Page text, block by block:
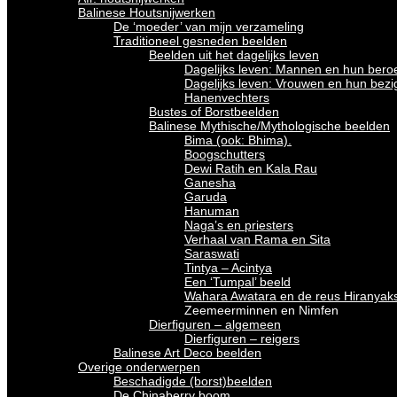
Balinese Houtsnijwerken
De ‘moeder’ van mijn verzameling
Traditioneel gesneden beelden
Beelden uit het dagelijks leven
Dagelijks leven: Mannen en hun
Dagelijks leven: Vrouwen en hun
Hanenvechters
Bustes of Borstbeelden
Balinese Mythische/Mythologische beelden
Bima (ook: Bhima).
Boogschutters
Dewi Ratih en Kala Rau
Ganesha
Garuda
Hanuman
Naga’s en priesters
Verhaal van Rama en Sita
Saraswati
Tintya – Acintya
Een ‘Tumpal’ beeld
Wahara Awatara en de reus
Zeemeerminnen en Nimfen
Dierfiguren – algemeen
Dierfiguren – reigers
Balinese Art Deco beelden
Overige onderwerpen
Beschadigde (borst)beelden